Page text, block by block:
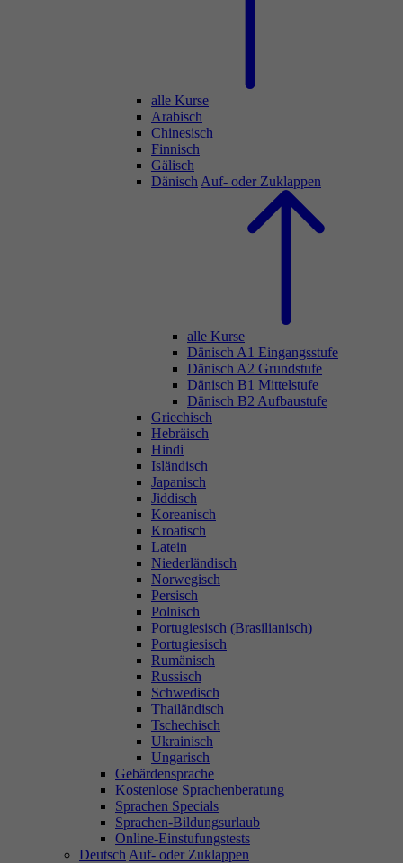
alle Kurse
Arabisch
Chinesisch
Finnisch
Gälisch
Dänisch Auf- oder Zuklappen
alle Kurse
Dänisch A1 Eingangsstufe
Dänisch A2 Grundstufe
Dänisch B1 Mittelstufe
Dänisch B2 Aufbaustufe
Griechisch
Hebräisch
Hindi
Isländisch
Japanisch
Jiddisch
Koreanisch
Kroatisch
Latein
Niederländisch
Norwegisch
Persisch
Polnisch
Portugiesisch (Brasilianisch)
Portugiesisch
Rumänisch
Russisch
Schwedisch
Thailändisch
Tschechisch
Ukrainisch
Ungarisch
Gebärdensprache
Kostenlose Sprachenberatung
Sprachen Specials
Sprachen-Bildungsurlaub
Online-Einstufungstests
Deutsch Auf- oder Zuklappen